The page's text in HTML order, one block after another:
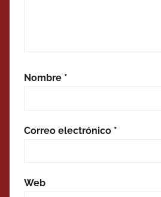
Nombre *
Correo electrónico *
Web